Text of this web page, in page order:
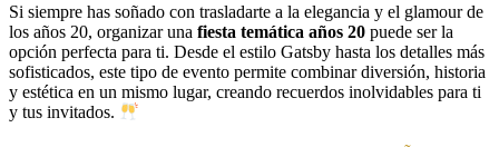
Si siempre has soñado con trasladarte a la elegancia y el glamour de
los años 20, organizar una fiesta temática años 20 puede ser la
opción perfecta para ti. Desde el estilo Gatsby hasta los detalles más
sofisticados, este tipo de evento permite combinar diversión, historia
y estética en un mismo lugar, creando recuerdos inolvidables para ti
y tus invitados.